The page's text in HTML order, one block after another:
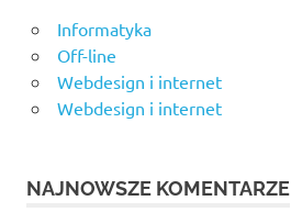
Informatyka
Off-line
Webdesign i internet
Webdesign i internet
NAJNOWSZE KOMENTARZE